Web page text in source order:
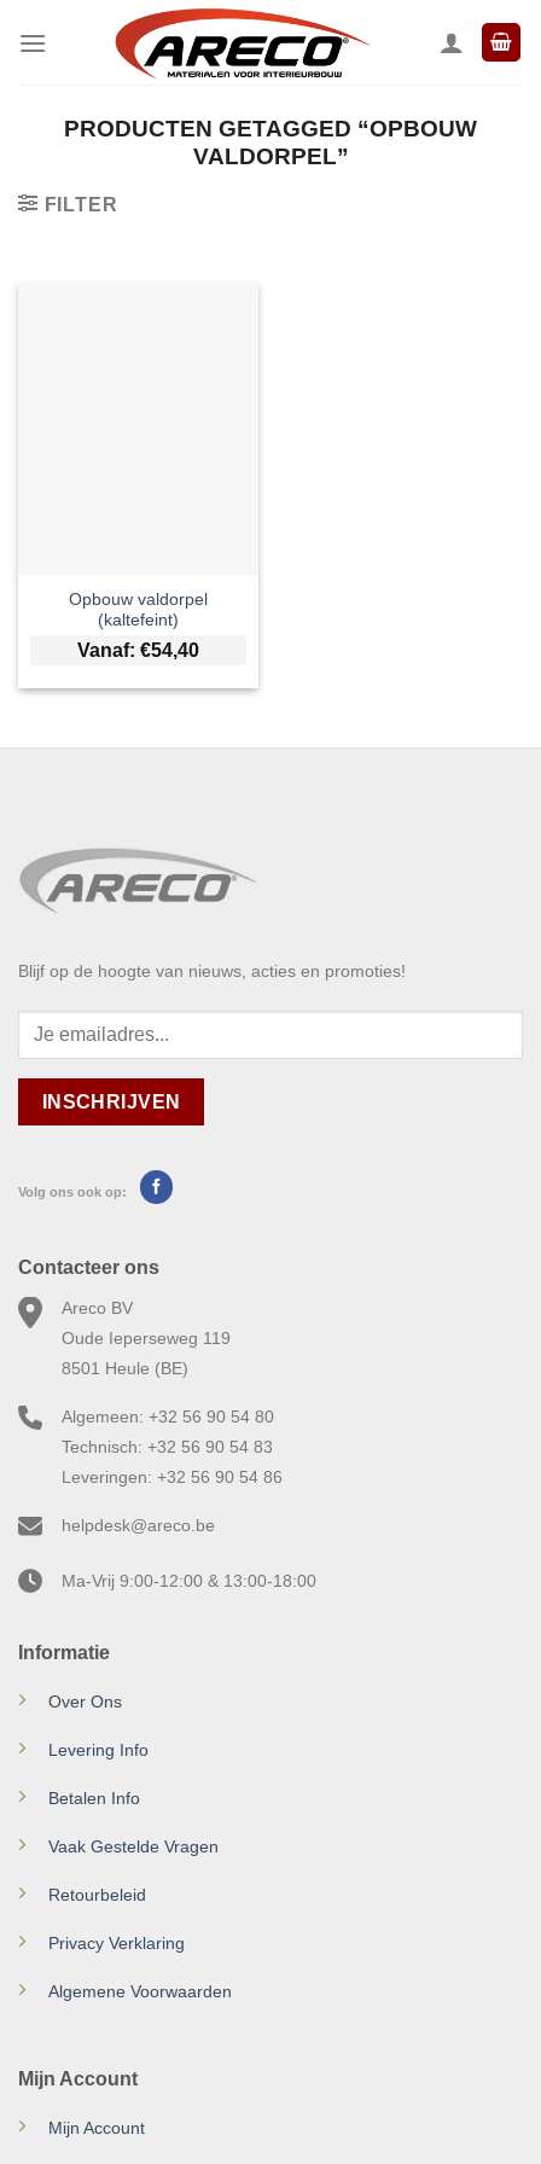
naar
PRODUCTEN GETAGGED “OPBOUW
VALDORPEL”
FILTER
Opbouw valdorpel
(kaltefeint)
Vanaf: €54,40
Blijf op de hoogte van nieuws, acties en promoties!
Volg ons ook op:
Informatie
Over Ons
Levering Info
Betalen Info
Vaak Gestelde Vragen
Retourbeleid
Privacy Verklaring
Algemene Voorwaarden
Mijn Account
Mijn Account
Contacteer ons
Areco BV
Oude Ieperseweg 119
8501 Heule (BE)
Algemeen: +32 56 90 54 80
Technisch: +32 56 90 54 83
Leveringen: +32 56 90 54 86
helpdesk@areco.be
Ma-Vrij 9:00-12:00 & 13:00-18:00